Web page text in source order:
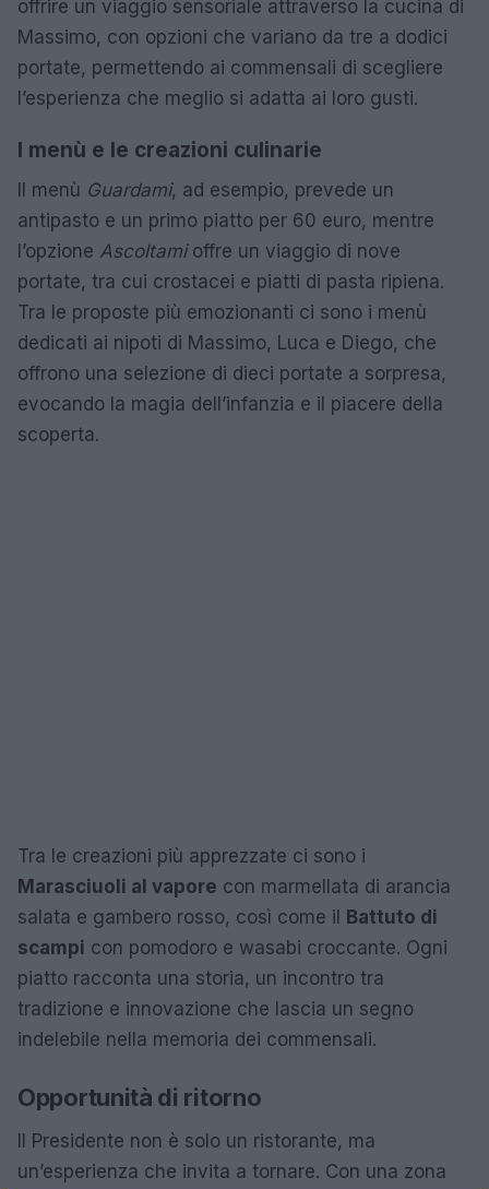
offrire un viaggio sensoriale attraverso la cucina di
Massimo, con opzioni che variano da tre a dodici
portate, permettendo ai commensali di scegliere
l’esperienza che meglio si adatta ai loro gusti.
I menù e le creazioni culinarie
Il menù Guardami, ad esempio, prevede un
antipasto e un primo piatto per 60 euro, mentre
l’opzione Ascoltamioffre un viaggio di nove
portate, tra cui crostacei e piatti di pasta ripiena.
Tra le proposte più emozionanti ci sono i menù
dedicati ai nipoti di Massimo, Luca e Diego, che
offrono una selezione di dieci portate a sorpresa,
evocando la magia dell’infanzia e il piacere della
scoperta.
Tra le creazioni più apprezzate ci sono i
Marasciuoli al vapore con marmellata di arancia
salata e gambero rosso, così come il Battuto di
scampi con pomodoro e wasabi croccante. Ogni
piatto racconta una storia, un incontro tra
tradizione e innovazione che lascia un segno
indelebile nella memoria dei commensali.
Opportunità di ritorno
Il Presidente non è solo un ristorante, ma
un’esperienza che invita a tornare. Con una zona